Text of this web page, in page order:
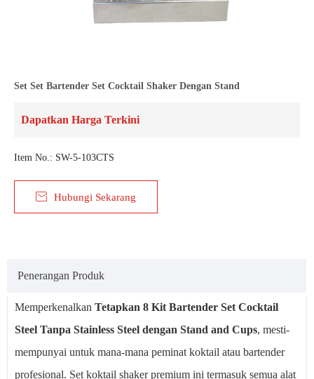
Set Set Bartender Set Cocktail Shaker Dengan Stand
Dapatkan Harga Terkini
Item No.: SW-5-103CTS
 Hubungi Sekarang
Penerangan Produk
Memperkenalkan Tetapkan 8 Kit Bartender Set Cocktail
Steel Tanpa Stainless Steel dengan Stand and Cups, mesti-
mempunyai untuk mana-mana peminat koktail atau bartender
profesional. Set koktail shaker premium ini termasuk semua alat